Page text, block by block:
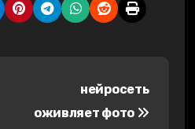
нейросеть
оживляет фото